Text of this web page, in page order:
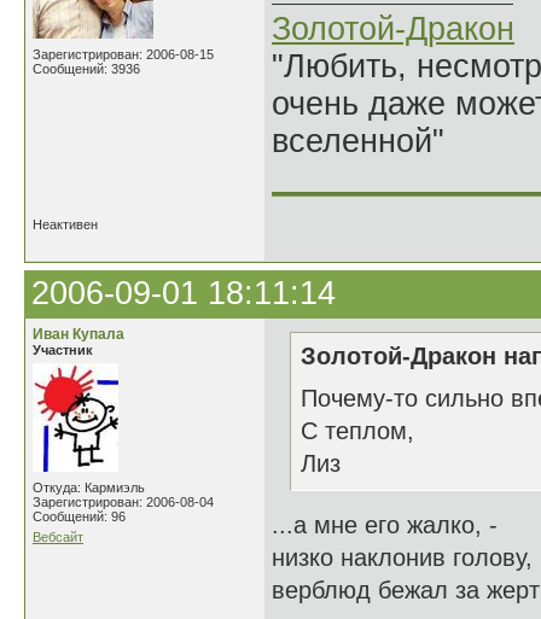
Зарегистрирован: 2006-08-15
Сообщений: 3936
Золотой-Дракон
"Любить,
очень даже
вселенной"
Неактивен
2006-09-01 18:11:14
Иван Купала
Участник
Откуда: Кармиэль
Зарегистрирован: 2006-08-04
Сообщений: 96
Вебсайт
Золотой-Дракон
Почему-то сильно
С теплом,
Лиз
...а мне его жалко, -
низко наклонив
верблюд бежал за